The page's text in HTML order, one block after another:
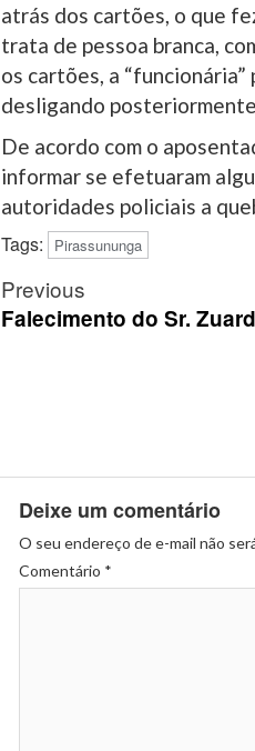
atrás dos cartões, o que
trata de pessoa branca,
os cartões, a
desligando
De acordo com o
informar se efetuaram
autoridades policiais a
Tags:
Pirassununga
Post
navigation
Previous
Falecimento do Sr.
Deixe um comentário
O seu endereço de e-mail não
Comentário *